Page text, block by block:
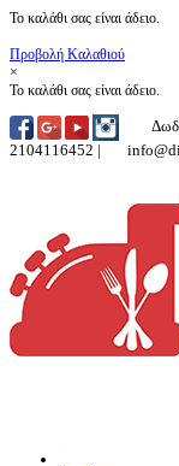
Το καλάθι σας είναι άδειο.
Προβολή Καλαθιού
×
Το καλάθι σας είναι άδειο.
2104116452 |